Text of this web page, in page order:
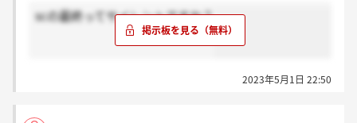
scの最終ってサイレントですか？
2023年5月1日 22:50